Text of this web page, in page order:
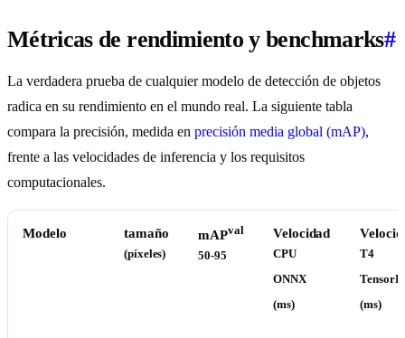
Métricas de rendimiento y benchmarks#
La verdadera prueba de cualquier modelo de detección de objetos
radica en su rendimiento en el mundo real. La siguiente tabla
compara la precisión, medida en precisión media global (mAP),
frente a las velocidades de inferencia y los requisitos
computacionales.
Modelo tamaño
(píxeles)
mAPval
50-95
Velocidad
CPU
ONNX
(ms)
T4
(ms)